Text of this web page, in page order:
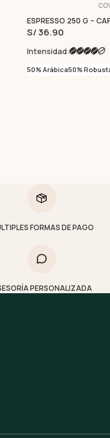
ESPRESSO 250 G –
S/ 36.90
Intensidad:
50% Arábica50%
FORMAS DE PAGO
PERSONALIZADA